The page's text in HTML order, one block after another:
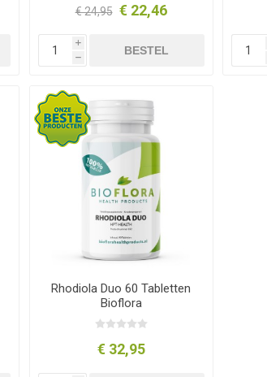
€ 24,95 € 22,46
i
h
BESTEL
Rhodiola Duo 60 Tabletten
Bioflora
€ 32,95